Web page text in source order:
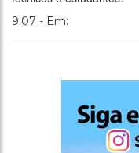
9:07 - Em: